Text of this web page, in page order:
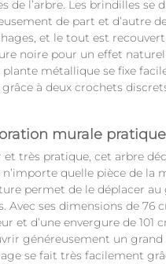
de l’arbre. Les brindilles se
de part et d’autre
et le tout est recouvert
noire pour un effet
plante métallique se fixe
à deux crochets
murale pratique
et très pratique, cet arbre
n’importe quelle pièce de la
permet de le déplacer au
Avec ses dimensions de 76
et d’une envergure de 101
généreusement un grand
se fait très facilement